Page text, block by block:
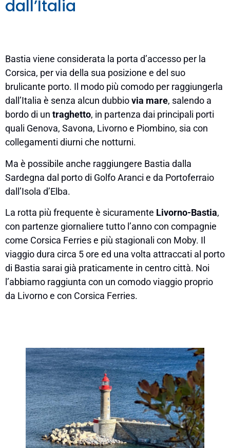
dall’Italia
Bastia viene considerata la porta d’accesso per la
Corsica, per via della sua posizione e del suo
brulicante porto. Il modo più comodo per raggiungerla
dall’Italia è senza alcun dubbiovia mare, salendo a
bordo di un traghetto, in partenza dai principali porti
quali Genova, Savona, Livorno e Piombino, sia con
collegamenti diurni che notturni.
Ma è possibile anche raggiungere Bastia dalla
Sardegna dal porto di Golfo Aranci e da Portoferraio
dall’Isola d’Elba.
La rotta più frequente è sicuramente Livorno-Bastia,
con partenze giornaliere tutto l’anno con compagnie
come Corsica Ferries e più stagionali con Moby. Il
viaggio dura circa 5 ore ed una volta attraccati al porto
di Bastia sarai già praticamente in centro città. Noi
l’abbiamo raggiunta con un comodo viaggio proprio
da Livorno e con Corsica Ferries.